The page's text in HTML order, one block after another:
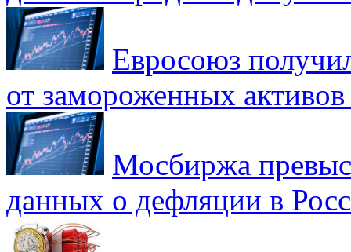
Евросоюз
от замороженных
Мосбиржа
данных о дефляции в